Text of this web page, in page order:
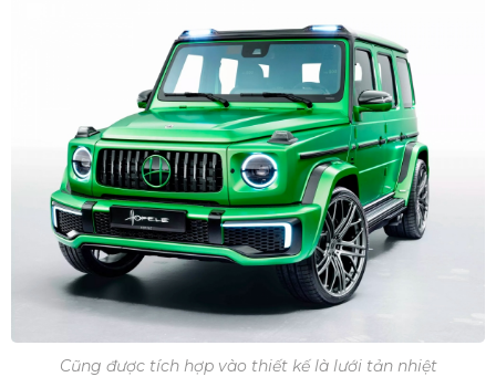
Cũng được tích hợp vào thiết kế là lưới tản nhiệt